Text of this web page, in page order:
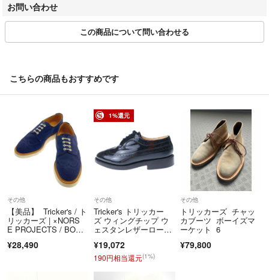
ましてはご容赦ください。
商品画像はできる限り現品を再現するよう心がけておりますが、ご利用
商品状態は掲載前に十分な確認を行っておりますが、重大な見落としが
ございました際はご返品を承ります。サイズが合わない、イメージが違
う、間違えた等お客様都合での返品はお受けしておりません。
・ご注文の商品と異なる商品が届いた場合
・商品状態が商品説明と著しく異なる場合
はご返品をお受けしております。
商品到着から5日以内にご連絡、返品受付後5日以内に当店に商品をご
返送ください。期限を過ぎた場合、初期不良等の場合でも対応いたしか
ねます。 必ず商品を受け取られた際に状態の確認をお願いいたしま
す。
クリーニングやアフターサービス代等の商品代金以上のご請求、不良品
の場合の一部返金での対応などはお受けできません。
お問い合わせ
この商品について問い合わせる
こちらの商品もおすすめです
その他
【美品】 Tricker's / ト
リッカーズ | ×NORS
E PROJECTS / BOUR
ド レースアップシュー
¥28,490
1%還元
その他
Tricker's トリッカー
ズ ウィングチップ ウ
ェスタンレザーローフ
¥19,072
190円相当還元(1%)
その他
トリッカーズ チャッ
カブーツ ボーイズマ
ーケット 6
¥79,800